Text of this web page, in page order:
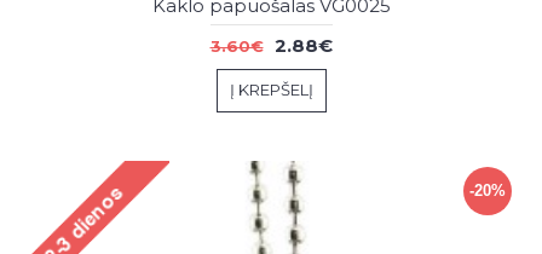
Kaklo papuošalas VG0025
3.60€ 2.88€
Į KREPŠELĮ
-20%